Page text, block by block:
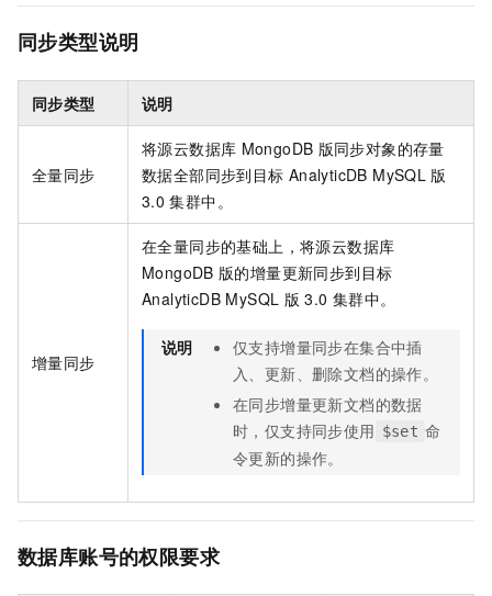
同步类型说明
同步类型 说明
全量同步
将源云数据库 MongoDB 版同步对象的存量
数据全部同步到目标 AnalyticDB MySQL 版
3.0 集群中。
增量同步
在全量同步的基础上，将源云数据库
MongoDB 版的增量更新同步到目标
AnalyticDB MySQL 版 3.0 集群中。
说明
仅支持增量同步在集合中插
入、更新、删除文档的操作。
在同步增量更新文档的数据
时，仅支持同步使用 $set 命
令更新的操作。
数据库账号的权限要求